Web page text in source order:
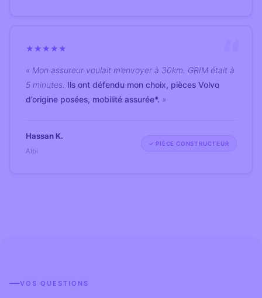
★ ★ ★ ★ ★
« Mon assureur voulait m’envoyer à 30km. GRIM était à
5 minutes. Ils ont défendu mon choix, pièces Volvo
d’origine posées, mobilité assurée*. »
Hassan K.
Albi
✓ PIÈCE CONSTRUCTEUR
VOS QUESTIONS